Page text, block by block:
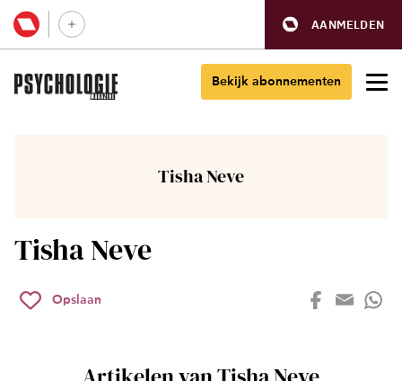
AANMELDEN
Bekijk abonnementen
Tisha Neve
Tisha Neve
Opslaan